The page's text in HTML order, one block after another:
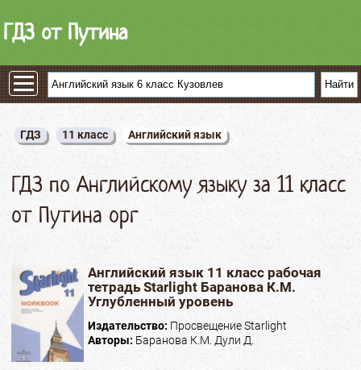
ГДЗ от Путина
ГДЗ 11 класс Английский язык
ГДЗ по Английскому языку за 11 класс
от Путина орг
Английский язык 11 класс рабочая
тетрадь Starlight Баранова К.М.
Углубленный уровень
Издательство: Просвещение Starlight
Авторы: Баранова К.М. Дули Д.